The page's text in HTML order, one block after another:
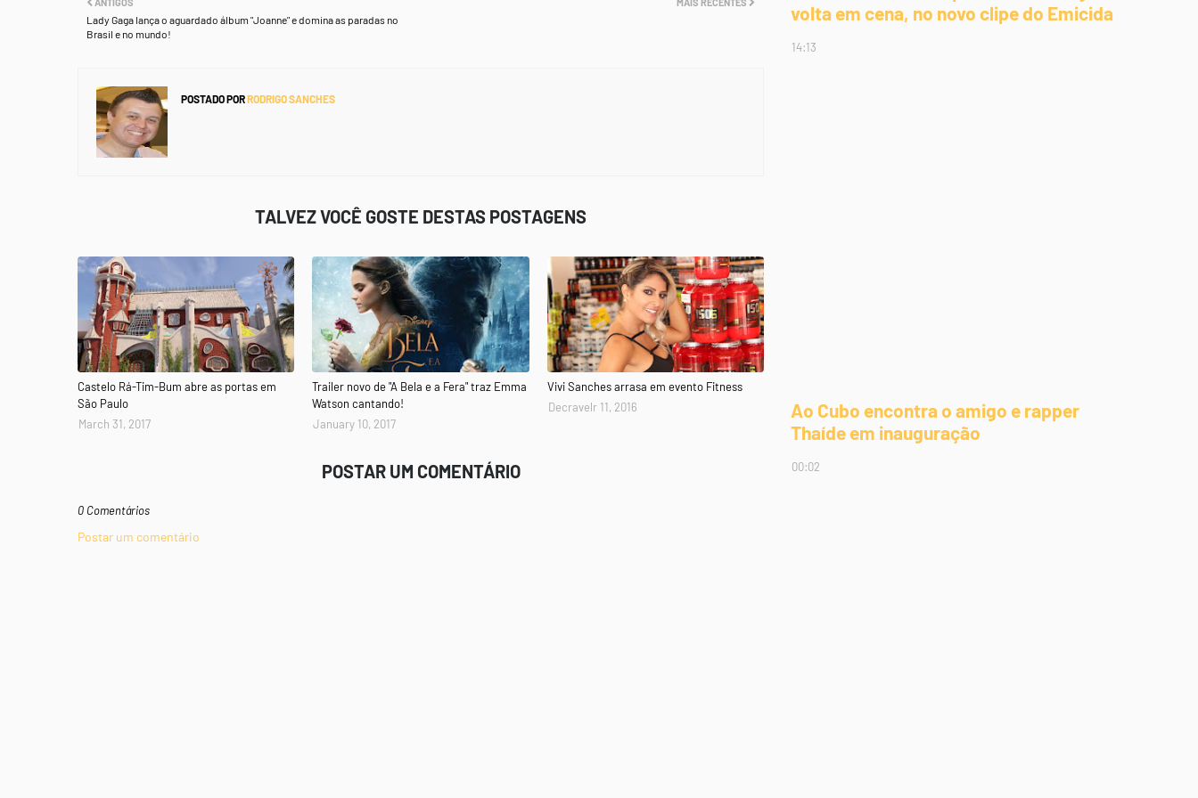
MAIS RECENTES
ANTIGOS
Lady Gaga lança o aguardado álbum "Joanne" e domina as paradas no
Brasil e no mundo!
POSTADO PORRODRIGO SANCHES
TALVEZ VOCÊ GOSTE DESTAS POSTAGENS
Castelo Rá-Tim-Bum abre as portas em
São Paulo
March 31, 2017
Trailer novo de "A Bela e a Fera" traz Emma
Watson cantando!
January 10, 2017
Vivi Sanches arrasa em evento Fitness
Decravelr 11, 2016
POSTAR UM COMENTÁRIO
0 Comentários
Postar um comentário
volta em cena, no novo clipe do Emicida
14:13
Ao Cubo encontra o amigo e rapper
Thaíde em inauguração
00:02